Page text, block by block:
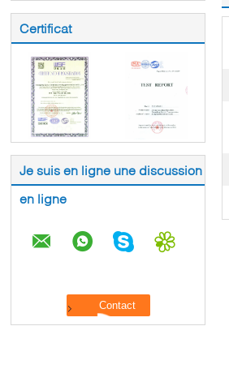
Certificat
Je suis en ligne une discussion
en ligne